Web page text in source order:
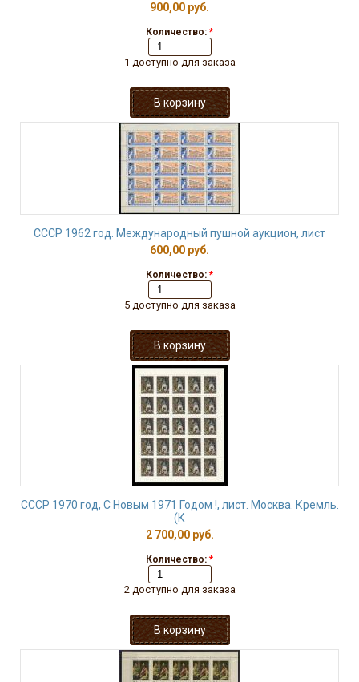
900,00 руб.
Количество: *
1 доступно для заказа
СССР 1962 год. Международный пушной аукцион, лист
600,00 руб.
Количество: *
5 доступно для заказа
СССР 1970 год, С Новым 1971 Годом !, лист. Москва. Кремль.
(К
2 700,00 руб.
Количество: *
2 доступно для заказа